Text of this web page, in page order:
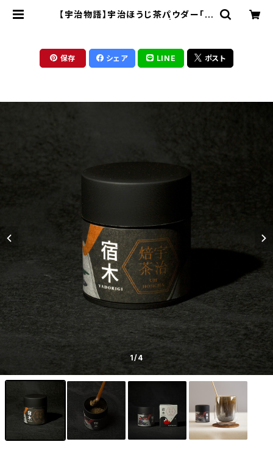
【宇治物語】宇治ほうじ茶パウダー「宿
保存 シェア LINE ポスト
1/4